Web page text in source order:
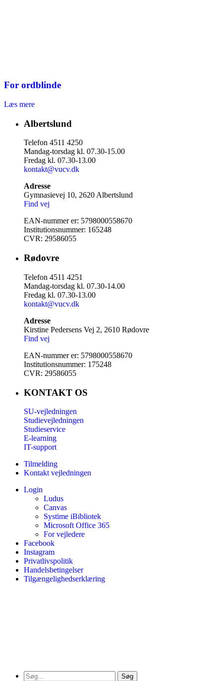
For ordblinde
Læs mere
Albertslund
Telefon 4511 4250
Mandag-torsdag kl. 07.30-15.00
Fredag kl. 07.30-13.00
kontakt@vucv.dk
Adresse
Gymnasievej 10, 2620 Albertslund
Find vej
EAN-nummer er: 5798000558670
Institutionsnummer: 165248
CVR: 29586055
Rødovre
Telefon 4511 4251
Mandag-torsdag kl. 07.30-14.00
Fredag kl. 07.30-13.00
kontakt@vucv.dk
Adresse
Kirstine Pedersens Vej 2, 2610 Rødovre
Find vej
EAN-nummer er: 5798000558670
Institutionsnummer: 175248
CVR: 29586055
KONTAKT OS
SU-vejledningen
Studievejledningen
Studieservice
E-learning
IT-support
Tilmelding
Kontakt vejledningen
Login
Ludus
Canvas
Systime iBibliotek
Microsoft Office 365
For vejledere
Facebook
Instagram
Privatlivspolitik
Handelsbetingelser
Tilgængelighedserklæring
Søg